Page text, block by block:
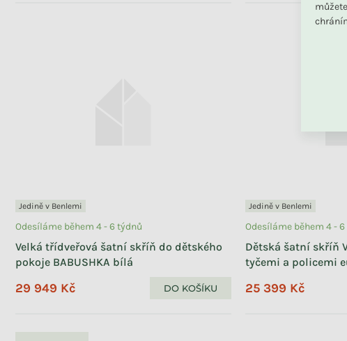
Jedině v Benlemi
Velká třídveřová šatní skříň do dětského
pokoje BABUSHKA bílá
Odesíláme během 4 - 6 týdnů
29 949 Kč DO KOŠÍKU
Jedině v Benlemi
Dětská šatní skříň
tyčemi a policemi
Odesíláme během 4 -
25 399 Kč